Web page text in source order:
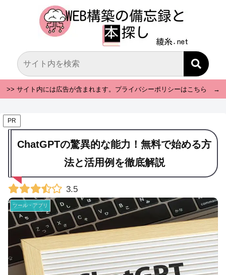
>> サイト内には広告が含まれます。プライバシーポリシーはこちら →
PR
ChatGPTの驚異的な能力！無料で始める方
法と活用例を徹底解説
3.5
ツール・アプリ